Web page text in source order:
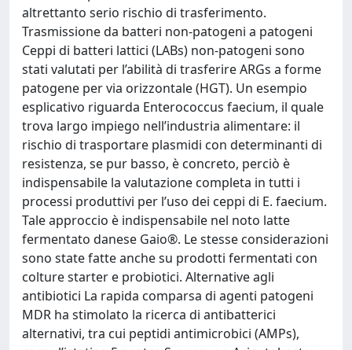
altrettanto serio rischio di trasferimento.
Trasmissione da batteri non-patogeni a patogeni
Ceppi di batteri lattici (LABs) non-patogeni sono
stati valutati per l’abilità di trasferire ARGs a forme
patogene per via orizzontale (HGT). Un esempio
esplicativo riguarda Enterococcus faecium, il quale
trova largo impiego nell’industria alimentare: il
rischio di trasportare plasmidi con determinanti di
resistenza, se pur basso, è concreto, perciò è
indispensabile la valutazione completa in tutti i
processi produttivi per l’uso dei ceppi di E. faecium.
Tale approccio è indispensabile nel noto latte
fermentato danese Gaio®. Le stesse considerazioni
sono state fatte anche su prodotti fermentati con
colture starter e probiotici. Alternative agli
antibiotici La rapida comparsa di agenti patogeni
MDR ha stimolato la ricerca di antibatterici
alternativi, tra cui peptidi antimicrobici (AMPs),